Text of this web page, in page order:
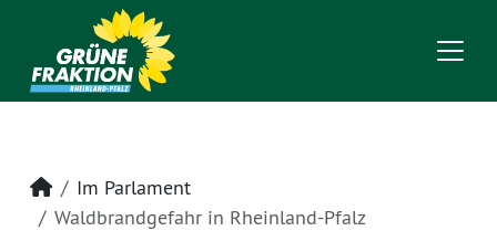
Startseite
Im Parlament
Waldbrandgefahr in Rheinland-Pfalz